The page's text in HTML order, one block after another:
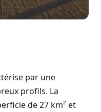
par une
profils. La
de 27 km² et